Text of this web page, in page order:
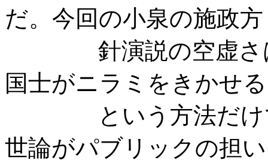
だ。今回の小泉の施政方
針演説の空虚さは
国士がニラミをきかせ
という方法だけで
世論がパブリックの担い